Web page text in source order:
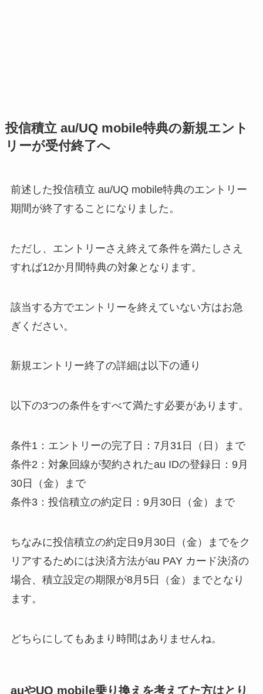
投信積立 au/UQ mobile特典の新規エント
リーが受付終了へ
前述した投信積立 au/UQ mobile特典のエントリー
期間が終了することになりました。
ただし、エントリーさえ終えて条件を満たしさえ
すれば12か月間特典の対象となります。
該当する方でエントリーを終えていない方はお急
ぎください。
新規エントリー終了の詳細は以下の通り
以下の3つの条件をすべて満たす必要があります。
条件1：エントリーの完了日：7月31日（日）まで
条件2：対象回線が契約されたau IDの登録日：9月
30日（金）まで
条件3：投信積立の約定日：9月30日（金）まで
ちなみに投信積立の約定日9月30日（金）までをク
リアするためには決済方法がau PAY カード決済の
場合、積立設定の期限が8月5日（金）までとなり
ます。
どちらにしてもあまり時間はありませんね。
auやUQ mobile乗り換えを考えてた方はとり